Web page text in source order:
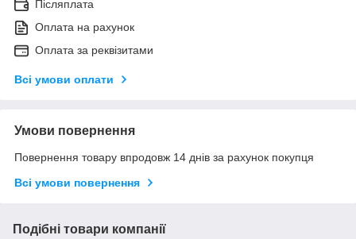
Післяплата
Оплата на рахунок
Оплата за реквізитами
Всі умови оплати
Умови повернення
Повернення товару впродовж 14 днів за рахунок покупця
Всі умови повернення
Подібні товари компанії